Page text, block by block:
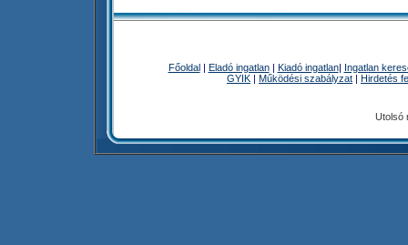
Főoldal| Eladó ingatlan| Kiadó ingatlan| Ingatlan
GYIK | Működési szabályzat | Hirdetés
Utolsó